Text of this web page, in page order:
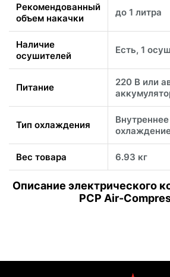
Рекомендованный
объем накачки
до 1 литра
Наличие
осушителей
Есть, 1
Питание
220 В или
Тип охлаждения
Вес товара 6.93 кг
Описание электрического
PCP Air-